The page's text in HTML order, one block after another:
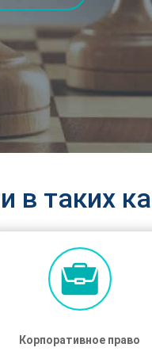
в таких
Корпоративное право
Корпоративное право